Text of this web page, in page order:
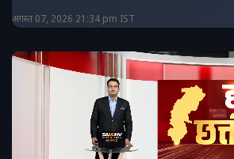
अगस्त 07, 2026 21:34 pm IST